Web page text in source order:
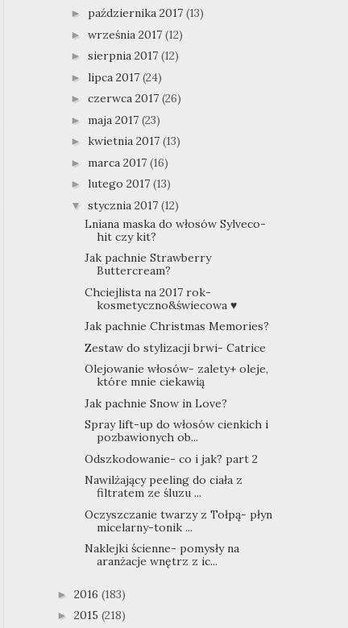
► października 2017 (13)
► września 2017 (12)
► sierpnia 2017 (12)
► lipca 2017 (24)
► czerwca 2017 (26)
► maja 2017 (23)
► kwietnia 2017 (13)
► marca 2017 (16)
► lutego 2017 (13)
▼ stycznia 2017 (12)
Lniana maska do włosów Sylveco-
hit czy kit?
Jak pachnie Strawberry
Buttercream?
Chciejlista na 2017 rok-
kosmetyczno&świecowa ♥
Jak pachnie Christmas Memories?
Zestaw do stylizacji brwi- Catrice
Olejowanie włosów- zalety+ oleje,
które mnie ciekawią
Jak pachnie Snow in Love?
Spray lift-up do włosów cienkich i
pozbawionych ob...
Odszkodowanie- co i jak? part 2
Nawilżający peeling do ciała z
filtratem ze śluzu ...
Oczyszczanie twarzy z Tołpą- płyn
micelarny-tonik ...
Naklejki ścienne- pomysły na
aranżacje wnętrz z ic...
► 2016 (183)
► 2015 (218)